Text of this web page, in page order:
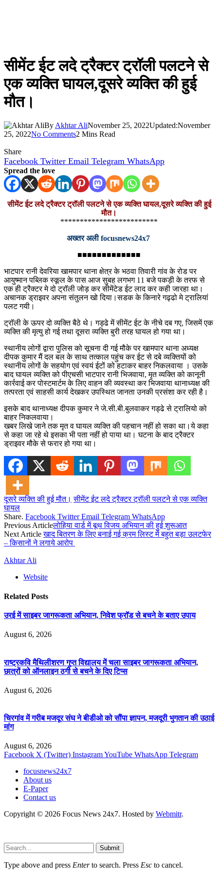
सीमेंट ईट लदे ट्रैक्टर ट्रॉली पलटने से
एक व्यक्ति घायल,दूसरे व्यक्ति की हुई
मौत।
ByAkhtar AliNovember 25, 2022Updated:November
25, 2022No Comments2 Mins Read
Share
Facebook Twitter Email Telegram WhatsApp
Spread the love
सीमेंट ईट लदे ट्रैक्टर ट्रॉली पलटने से एक व्यक्ति घायल,दूसरे व्यक्ति की हुई
मौत।
*************************
अख्तर अली focusnews24x7
■■■■■■■■■■■■■
भाटपार रानी देवरिया खामपार थाना क्षेत्र के भठवा तिवारी गांव के रोड पर
आयुष्मान पब्लिक स्कूल के पास आज सुबह लगभग 11 बजे पकड़ी के तरफ से
एक ही ट्रैक्टर मे दो ट्रॉली जोड़ कर सीमेंटेड ईट लाद कर कही जारहा था।
अचानक ड्राइवर अपना संतुलन खो दिया।सडक के किनारे गढ्ढो मे ट्रालियां
पलट गयी।
ट्रॉली के ऊपर दो व्यक्ति बैठे थे। गड्ढे में सीमेंट ईट के नीचे दब गए, जिसमें एक
व्यक्ति की मृत्यु हो गई तथा दूसरा व्यक्ति बुरी तरह घायल हो गया था।
स्थानीय लोगों द्वारा पुलिस को सूचना दी गई मौके पर खामपार थाना अध्यक्ष
दीपक कुमार मैं दल बल के साथ तत्काल पहुंच कर ईट से दबे व्यक्तियों को
स्थानीय लोगों के सहयोग एवं स्वयं ईटों को हटाकर बाहर निकलवाया । उसके
बाद घायल व्यक्ति को पीएचसी भाटपार रानी भिजवाया, मृत व्यक्ति को कानूनी
कार्रवाई कर पोस्टमार्टम के लिए वाहन की व्यवस्था कर भिजवाया थानाध्यक्ष की
तत्परता एवं साहसी कार्य देखकर उपस्थित जानता उनकी प्रसंशा कर रही है।
इसके बाद थानाध्यक्ष दीपक कुमार ने जे.सी.बी.बुलवाकर गड्ढे से ट्रालियो को
बाहर निकलवाया।
खबर लिखे जाने तक मृत व घायल व्यक्ति की पहचान नहीं हो सका था।ये कहा
से कहा जा रहे थे इसका भी पता नहीं हो पाया था। घटना के बाद ट्रैक्टर
ड्राइवर मौके से फरार हो गया था।
दूसरे व्यक्ति की हुई मौत। सीमेंट ईट लदे ट्रैक्टर ट्रॉली पलटने से एक व्यक्ति
घायल
Share. Facebook Twitter Email Telegram WhatsApp
Previous Articleलोहिया वार्ड में बूथ विजय अभियान की हुई शुरूआत
Next Articleखाद बितरण के लिए बनाई गई क्रम लिस्ट में बहुत बड़ा उलटफेर
– किसानों ने लगाये आरोप
Akhtar Ali
Website
Related Posts
उरई में साइबर जागरूकता अभियान, निवेश फ्रॉड से बचने के बताए उपाय
August 6, 2026
राष्ट्रकवि मैथिलीशरण गुप्त विद्यालय में चला साइबर जागरूकता अभियान,
छात्रों को ऑनलाइन ठगी से बचने के दिए टिप्स
August 6, 2026
चिरगांव में गरीब मजदूर संघ ने बीडीओ को सौंपा ज्ञापन, मजदूरी भुगतान की उठाई
मांग
August 6, 2026
Facebook X (Twitter) InstagramYouTube WhatsApp Telegram
focusnews24x7
About us
E-Paper
Contact us
Copyright © 2026 Focus News 24x7. Hosted by Webmitr.
Submit
Type above and press Enterto search. Press Esc to cancel.